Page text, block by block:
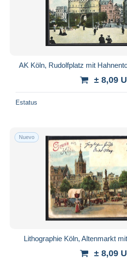
AK Köln, Rudolfplatz mit
± 8,09
Estatus
Nuevo
Lithographie Köln, Altenmarkt
± 8,09